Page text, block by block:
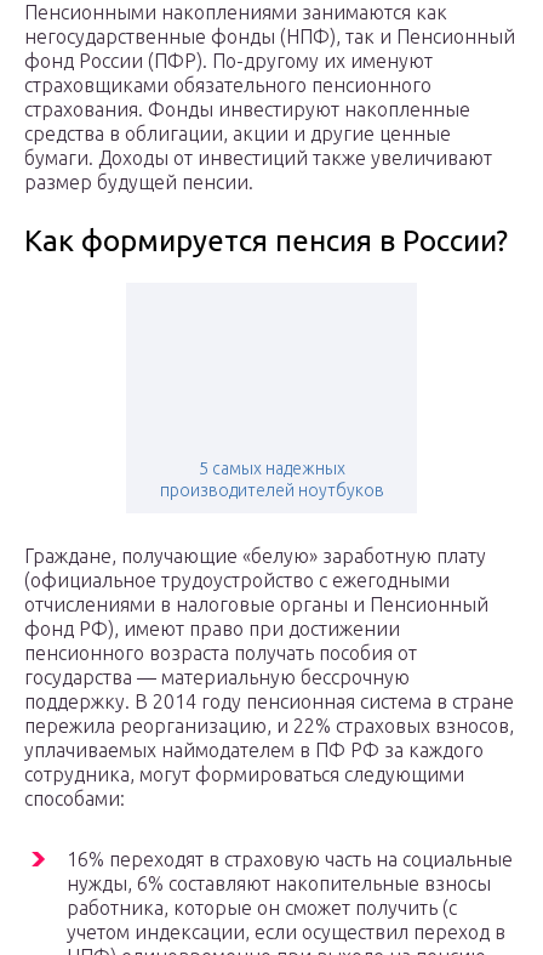
Пенсионными накоплениями занимаются как
негосударственные фонды (НПФ), так и Пенсионный
фонд России (ПФР). По-другому их именуют
страховщиками обязательного пенсионного
страхования. Фонды инвестируют накопленные
средства в облигации, акции и другие ценные
бумаги. Доходы от инвестиций также увеличивают
размер будущей пенсии.
Как формируется пенсия в России?
5 самых надежных
производителей ноутбуков
Граждане, получающие «белую» заработную плату
(официальное трудоустройство с ежегодными
отчислениями в налоговые органы и Пенсионный
фонд РФ), имеют право при достижении
пенсионного возраста получать пособия от
государства — материальную бессрочную
поддержку. В 2014 году пенсионная система в стране
пережила реорганизацию, и 22% страховых взносов,
уплачиваемых наймодателем в ПФ РФ за каждого
сотрудника, могут формироваться следующими
способами:
16% переходят в страховую часть на социальные
нужды, 6% составляют накопительные взносы
работника, которые он сможет получить (с
учетом индексации, если осуществил переход в